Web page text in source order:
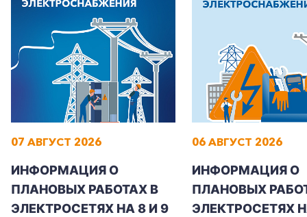
07 АВГУСТ 2026
ИНФОРМАЦИЯ О
ПЛАНОВЫХ РАБОТАХ В
ЭЛЕКТРОСЕТЯХ НА 8 И 9
06 АВГУСТ 2026
ИНФОРМАЦИЯ О
ПЛАНОВЫХ
ЭЛЕКТРОСЕТЯХ